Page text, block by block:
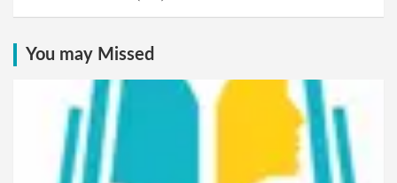
You may Missed